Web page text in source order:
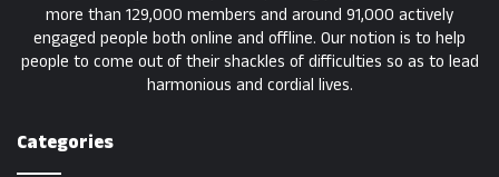
more than 129,000 members and around 91,000 actively
engaged people both online and offline. Our notion is to help
people to come out of their shackles of difficulties so as to lead
harmonious and cordial lives.
Categories